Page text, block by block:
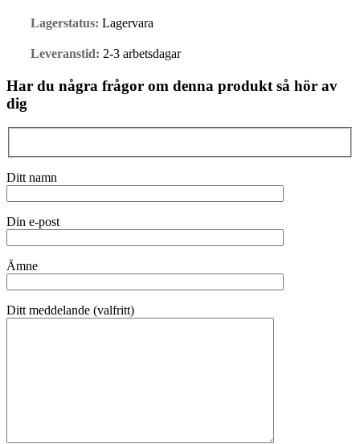
Lagerstatus: Lagervara
Leveranstid: 2-3 arbetsdagar
Har du några frågor om denna produkt så hör av
dig
Ditt namn
Din e-post
Ämne
Ditt meddelande (valfritt)